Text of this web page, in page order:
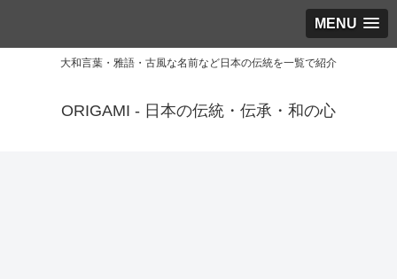
MENU
大和言葉・雅語・古風な名前など日本の伝統を一覧で紹介
ORIGAMI - 日本の伝統・伝承・和の心